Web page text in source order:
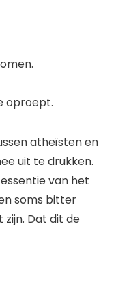
oproept.
atheïsten en
uit te drukken.
van het
soms bitter
Dat dit de